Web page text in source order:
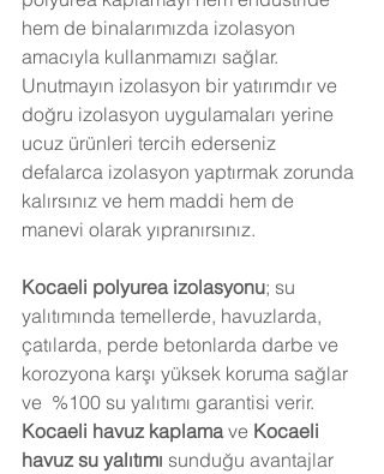
hem de binalarımızda izolasyon
amacıyla kullanmamızı sağlar.
Unutmayın izolasyon bir yatırımdır ve
doğru izolasyon uygulamaları yerine
ucuz ürünleri tercih ederseniz
defalarca izolasyon yaptırmak zorunda
kalırsınız ve hem maddi hem de
manevi olarak yıpranırsınız.
Kocaeli polyurea izolasyonu; su
yalıtımında temellerde, havuzlarda,
çatılarda, perde betonlarda darbe ve
korozyona karşı yüksek koruma sağlar
ve  %100 su yalıtımı garantisi verir.
Kocaeli havuz kaplama ve Kocaeli
havuz su yalıtımı sunduğu avantajlar